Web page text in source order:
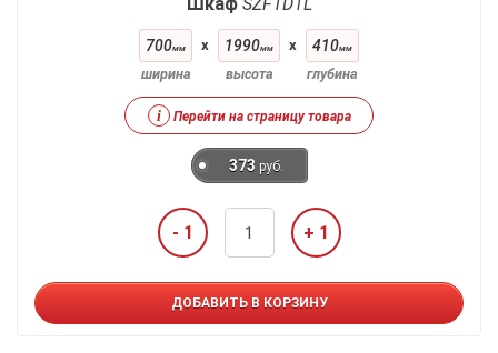
700мм
ширина
x 1990мм
высота
x 410мм
глубина
i Перейти на страницу товара
373 руб.
- 1 + 1
ДОБАВИТЬ В КОРЗИНУ